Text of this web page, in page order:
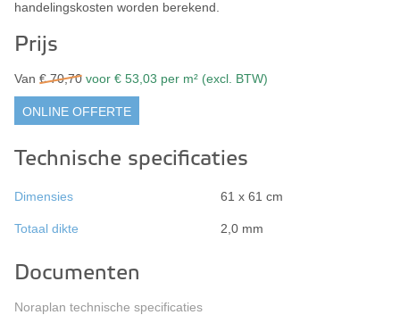
handelingskosten worden berekend.
Prijs
Van € 70,70 voor € 53,03 per m² (excl. BTW)
ONLINE OFFERTE
Technische specificaties
Dimensies 61 x 61 cm
Totaal dikte 2,0 mm
Documenten
Noraplan technische specificaties